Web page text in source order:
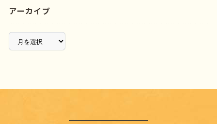
アーカイブ
ー